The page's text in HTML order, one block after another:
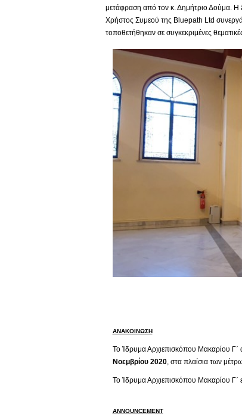
μετάφραση από τον κ. Δημήτριο Δούμα. Η
Χρήστος Συμεού της Bluepath Ltd
τοποθετήθηκαν σε συγκεκριμένες
ΑΝΑΚΟΙΝΩΣΗ
Το Ίδρυμα Αρχιεπισκόπου Μακαρίου Γ΄
Νοεμβρίου 2020, στα πλαίσια των
Το Ίδρυμα Αρχιεπισκόπου Μακαρίου Γ΄
ANNOUNCEMENT